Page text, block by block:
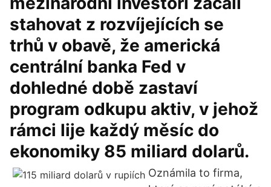
stahovat z rozvíjejících se
trhů v obavě, že americká
centrální banka Fed v
dohledné době zastaví
program odkupu aktiv, v jehož
rámci lije každý měsíc do
ekonomiky 85 miliard dolarů.
Oznámila to firma,